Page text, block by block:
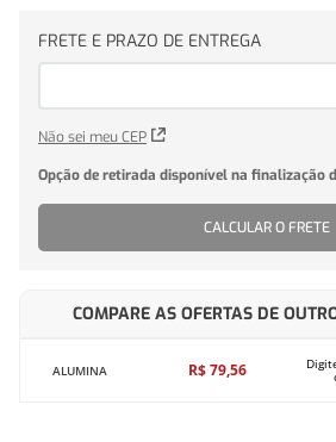
Não sei meu CEP
CALCULAR O FRETE
COMPARE AS OFERTAS DE
ALUMINA R$79,56